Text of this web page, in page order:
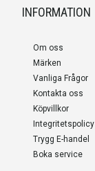
INFORMATION
Om oss
Märken
Vanliga Frågor
Kontakta oss
Köpvillkor
Integritetspolicy
Trygg E-handel
Boka service